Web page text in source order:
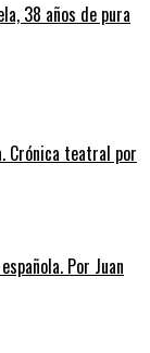
38 años de pura
Crónica teatral por
Por Juan